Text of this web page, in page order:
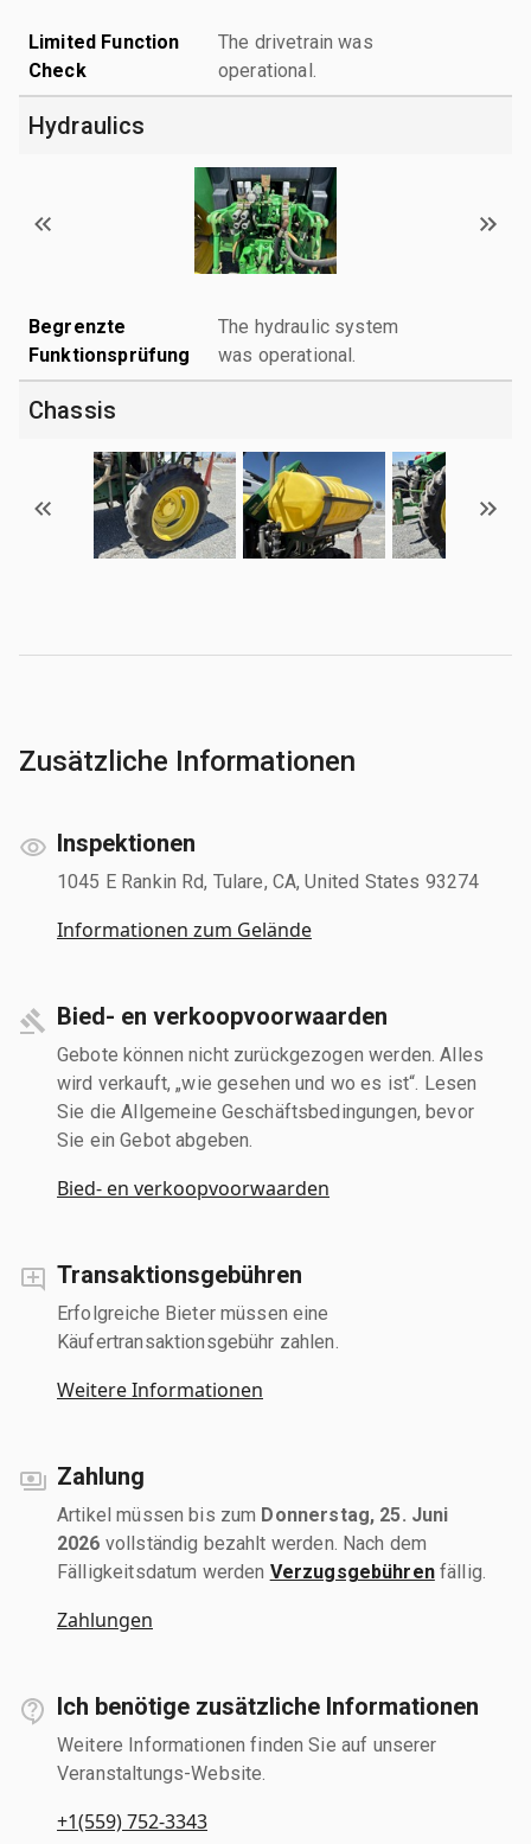
Limited Function
Check
The drivetrain was
operational.
Hydraulics
Begrenzte
Funktionsprüfung
The hydraulic system
was operational.
Chassis
Zusätzliche Informationen
Inspektionen
1045 E Rankin Rd, Tulare, CA, United States 93274
Informationen zum Gelände
Bied- en verkoopvoorwaarden
Gebote können nicht zurückgezogen werden. Alles
wird verkauft, „wie gesehen und wo es ist“. Lesen
Sie die Allgemeine Geschäftsbedingungen, bevor
Sie ein Gebot abgeben.
Bied- en verkoopvoorwaarden
Transaktionsgebühren
Erfolgreiche Bieter müssen eine
Käufertransaktionsgebühr zahlen.
Weitere Informationen
Zahlung
Artikel müssen bis zum Donnerstag, 25. Juni
2026 vollständig bezahlt werden. Nach dem
Fälligkeitsdatum werden Verzugsgebührenfällig.
Zahlungen
Ich benötige zusätzliche Informationen
Weitere Informationen finden Sie auf unserer
Veranstaltungs-Website.
+1(559) 752-3343